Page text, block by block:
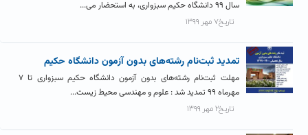
سال ۹۹ دانشگاه حکیم سبزواری، به استحضار می...
تاریخ۷ مهر ۱۳۹۹
تمدید ثبت‌نام رشته‌های بدون آزمون دانشگاه حکیم
مهلت ثبت‌نام رشته‌های بدون آزمون دانشگاه حکیم سبزواری تا ۷
مهرماه ۹۹ تمدید شد : علوم و مهندسی محیط زیست...
تاریخ۲ مهر ۱۳۹۹